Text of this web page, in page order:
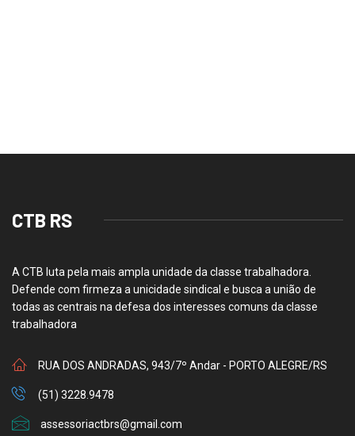
CTB RS
A CTB luta pela mais ampla unidade da classe trabalhadora.
Defende com firmeza a unicidade sindical e busca a união de
todas as centrais na defesa dos interesses comuns da classe
trabalhadora
RUA DOS ANDRADAS, 943/7º Andar - PORTO ALEGRE/RS
(51) 3228.9478
assessoriactbrs@gmail.com